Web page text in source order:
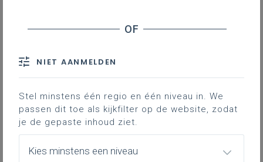
Hoger onderwijs – Studietoelagen
woke- en cancelculture
Hoger onderwijs - Dataset evaluatie studie-
efficiëntie
Studentenkamers - Vraag en aanbod
NIET AANMELDEN
Stel minstens één regio en één niveau in. We
passen dit toe als kijkfilter op de website, zodat
je de gepaste inhoud ziet.
Kies minstens een niveau